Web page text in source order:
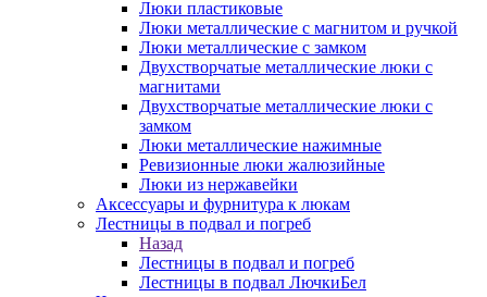
Люки пластиковые
Люки металлические с магнитом и ручкой
Люки металлические с замком
Двухстворчатые металлические люки с
магнитами
Двухстворчатые металлические люки с
замком
Люки металлические нажимные
Ревизионные люки жалюзийные
Люки из нержавейки
Аксессуары и фурнитура к люкам
Лестницы в подвал и погреб
Назад
Лестницы в подвал и погреб
Лестницы в подвал ЛючкиБел